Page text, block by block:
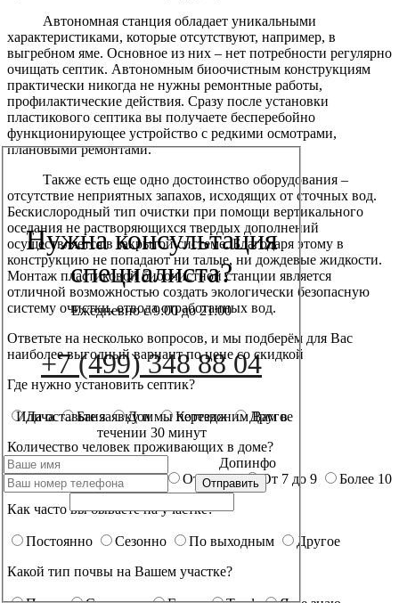
Автономная станция обладает уникальными
характеристиками, которые отсутствуют, например, в
выгребном яме. Основное из них – нет потребности регулярно
очищать септик. Автономным биоочистным конструкциям
практически никогда не нужны ремонтные работы,
профилактические действия. Сразу после установки
пластикового септика вы получаете бесперебойно
функционирующее устройство с редкими осмотрами,
плановыми ремонтами.
Также есть еще одно достоинство оборудования –
отсутствие неприятных запахов, исходящих от сточных вод.
Бескислородный тип очистки при помощи вертикального
оседания не растворяющихся твердых дополнений
осуществляется в закрытой системе. Благодаря этому в
конструкцию не попадают ни талые, ни дождевые жидкости.
Монтаж пластиковой биоочистной станции является
отличной возможностью создать экологически безопасную
систему очистки, отвода отработанных вод.
Ответьте на несколько вопросов, и мы подберём для Вас
наиболее выгодный вариант по цене со скидкой
Где нужно установить септик?
Дача Баня Дом Коттедж
Другое
Количество человек проживающих в доме?
От 1 до 2 От 3 до 4 От 5 до 6 От 7 до 9
Более 10
Как часто вы бываете на участке?
Постоянно Сезонно По выходным
Другое
Какой тип почвы на Вашем участке?
Нужна консультация
специалиста?
Ежедневно с 9:00 до 21:00
+7 (499) 348 88 04
Или оставьте заявку и мы перезвоним Вам в
течении 30 минут
Допинфо